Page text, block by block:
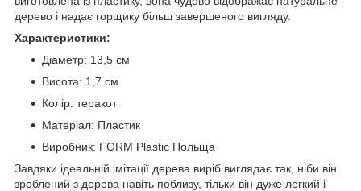
дерево і надає горщику більш завершеного вигляду.
Характеристики:
Діаметр: 13,5 см
Висота: 1,7 см
Колір: теракот
Матеріал: Пластик
Виробник: FORM Plastic Польща
Завдяки ідеальній імітації дерева виріб виглядає так, ніби він
зроблений з дерева навіть поблизу, тільки він дуже легкий і